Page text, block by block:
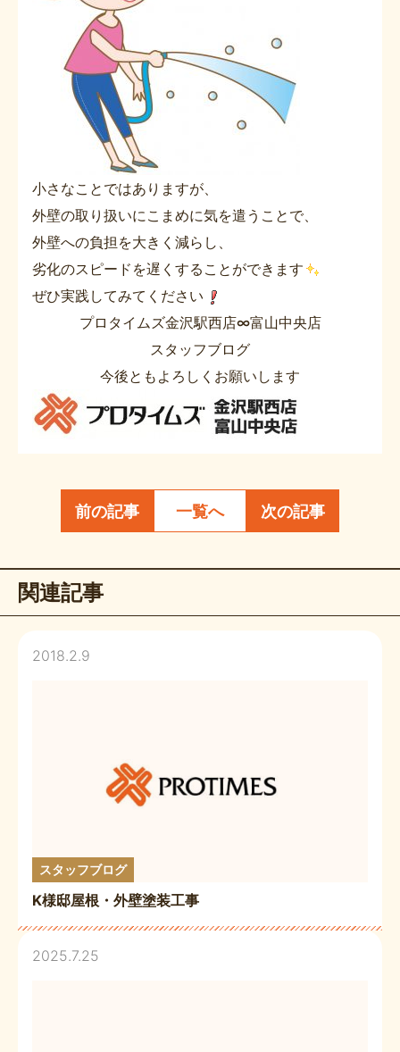
小さなことではありますが、
外壁の取り扱いにこまめに気を遣うことで、
外壁への負担を大きく減らし、
劣化のスピードを遅くすることができます
ぜひ実践してみてください
プロタイムズ金沢駅西店∞富山中央店
スタッフブログ
今後ともよろしくお願いします
前の記事 一覧へ 次の記事
関連記事
2018.2.9
スタッフブログ
K様邸屋根・外壁塗装工事
2025.7.25